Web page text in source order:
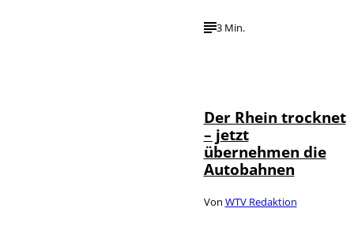
3 Min.
Der Rhein trocknet
– jetzt
übernehmen die
Autobahnen
Von WTV Redaktion